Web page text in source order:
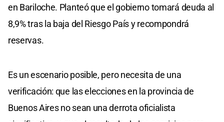
en Bariloche. Planteó que el gobierno tomará deuda al
8,9% tras la baja del Riesgo País y recompondrá
reservas.
Es un escenario posible, pero necesita de una
verificación: que las elecciones en la provincia de
Buenos Aires no sean una derrota oficialista